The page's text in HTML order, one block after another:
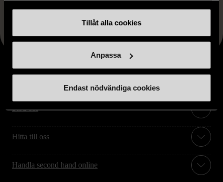
Tillåt alla cookies
Anpassa
Endast nödvändiga cookies
FRÅN SAMMA VARUMÄRKE
Hitta produkter från samma varumärke
Stöd oss
Hitta till oss
Handla second hand online